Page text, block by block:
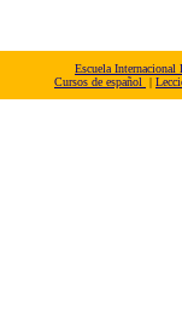
Escuela
Cursos de español
|